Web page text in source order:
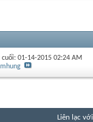
cuối: 01-14-201502:24 AM
Liên lạc